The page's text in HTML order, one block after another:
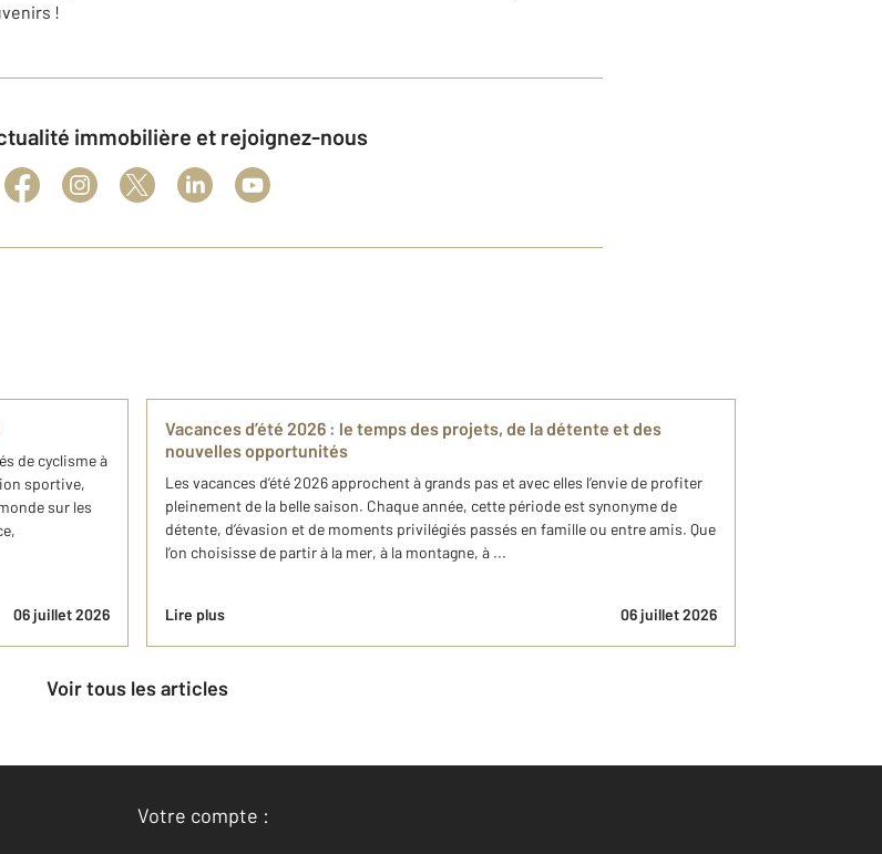
!
immobilière et rejoignez-nous
de cyclisme à
sportive,
sur les
06 juillet 2026
Vacances d’été 2026 : le temps des projets, de la détente et des
nouvelles opportunités
Les vacances d’été 2026 approchent à grands pas et avec elles l’envie de profiter
pleinement de la belle saison. Chaque année, cette période est synonyme de
détente, d’évasion et de moments privilégiés passés en famille ou entre amis. Que
l’on choisisse de partir à la mer, à la montagne, à ...
Lire plus 06 juillet 2026
Voir tous les articles
Votre compte :